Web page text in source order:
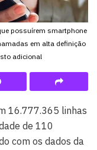
possuírem smartphone
em alta definição
adicional
16.777.365 linhas
de 110
com os dados da